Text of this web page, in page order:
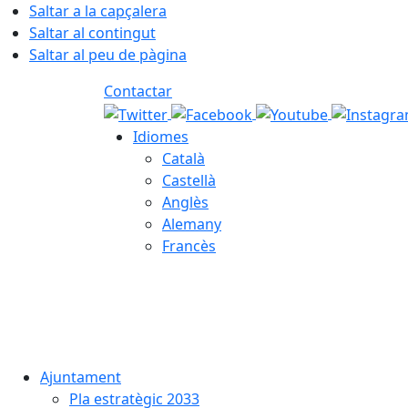
Saltar a la capçalera
Saltar al contingut
Saltar al peu de pàgina
Contactar
Idiomes
Català
Castellà
Anglès
Alemany
Francès
Ajuntament
Pla estratègic 2033